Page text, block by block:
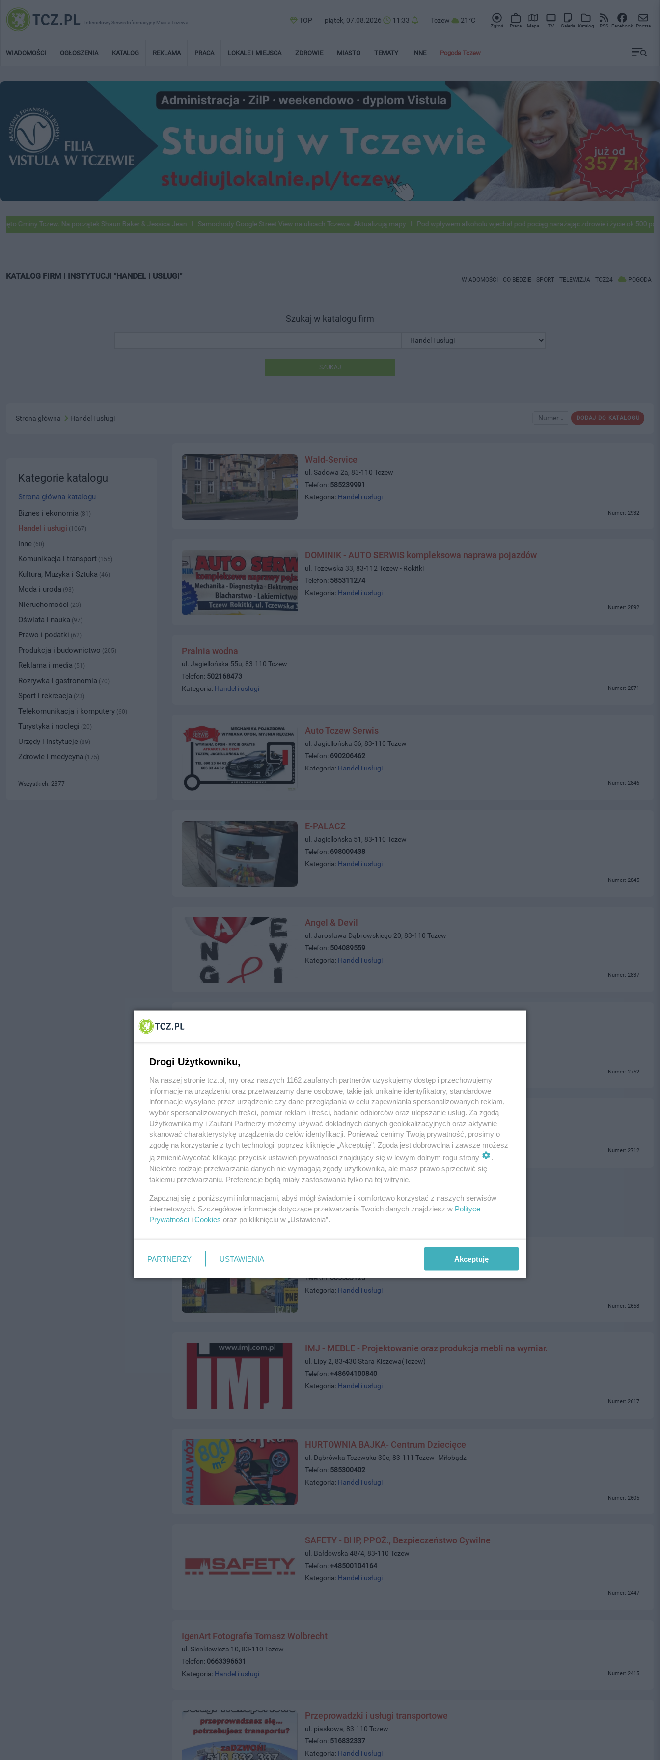
Internetowy Serwis Informacyjny Miasta Tczewa TOP piątek, 07.08.2026 11:33 Tczew 21°C
Zgłoś Praca Mapa TV Galeria Katalog RSS Facebook Poczta
WIADOMOŚCI OGŁOSZENIA KATALOG REKLAMA PRACA LOKALE I MIEJSCA ZDROWIE MIASTO TEMATY INNE Pogoda Tczew
Tczew. Na początek Shaun Baker & Jessica Jean Samochody Google Street View na ulicach Tczewa. Aktualizują mapy Pod wpływem alkoholu wjechał pod pociąg narażając zdrowie i życie ok 500
KATALOG FIRM I INSTYTUCJI "HANDEL I USŁUGI" WIADOMOŚCI CO BĘDZIE SPORT TELEWIZJA TCZ24 POGODA
Szukaj w katalogu firm
SZUKAJ
DODAJ DO KATALOGU
Numer ↓
Strona główna Handel i usługi
Wald-Service
ul. Sadowa 2a, 83-110 Tczew
Telefon: 585239991
Kategoria: Handel i usługi
Numer: 2932
DOMINIK - AUTO SERWIS kompleksowa naprawa pojazdów
ul. Tczewska 33, 83-112 Tczew - Rokitki
Telefon: 585311274
Kategoria: Handel i usługi
Numer: 2892
Pralnia wodna
ul. Jagiellońska 55u, 83-110 Tczew
Telefon: 502168473
Kategoria: Handel i usługi Numer: 2871
Auto Tczew Serwis
ul. Jagiellońska 56, 83-110 Tczew
Telefon: 690206462
Kategoria: Handel i usługi
Numer: 2846
E-PALACZ
ul. Jagiellońska 51, 83-110 Tczew
Telefon: 698009438
Kategoria: Handel i usługi
Numer: 2845
Angel & Devil
ul. Jarosława Dąbrowskiego 20, 83-110 Tczew
Telefon: 504089559
Kategoria: Handel i usługi
Numer: 2837
Numer: 2752
DDD Dobre Dla Domu Tczew
ul. Jagiellońska 55, 83-110 Tczew
Telefon:(58)5321001
Kategoria:
Handel i usługi Numer: 2712
Telefon:605583123
Kategoria: Handel i usługi
Numer: 2658
IMJ - MEBLE - Projektowanie oraz produkcja mebli na wymiar.
ul. Lipy 2, 83-430 Stara Kiszewa(Tczew)
Telefon:+48694100840
Kategoria: Handel i usługi
Numer: 2617
HURTOWNIA BAJKA- Centrum Dziecięce
ul. Dąbrówka Tczewska 30c, 83-111 Tczew- Miłobądz
Telefon: 585300402
Kategoria: Handel i usługi
Numer: 2605
SAFETY - BHP, PPOŻ., Bezpieczeństwo Cywilne
ul. Bałdowska 48/4, 83-110 Tczew
Telefon:+48500104164
Kategoria: Handel i usługi
Numer: 2447
IgenArt Fotografia Tomasz Wolbrecht
ul. Sienkiewicza 10, 83-110 Tczew
Telefon: 0663396631
Kategoria: Handel i usługi Numer: 2415
Przeprowadzki i usługi transportowe
ul. piaskowa, 83-110 Tczew
Telefon: 516832337
Kategoria: Handel i usługi
Kategorie katalogu
Strona główna katalogu
Biznes i ekonomia (81)
Handel i usługi (1067)
Inne (60)
Komunikacja i transport (155)
Kultura, Muzyka i Sztuka (46)
Moda i uroda (93)
Nieruchomości (23)
Oświata i nauka (97)
Prawo i podatki (62)
Produkcja i budownictwo (205)
Reklama i media (51)
Rozrywka i gastronomia (70)
Sport i rekreacja (23)
Telekomunikacja i komputery (60)
Turystyka i noclegi (20)
Urzędy i Instytucje (89)
Zdrowie i medycyna (175)
Wszystkich: 2377
Drogi Użytkowniku,
Na naszej stronie tcz.pl, my oraz naszych 1162 zaufanych partnerów uzyskujemy dostęp i przechowujemy
informacje na urządzeniu oraz przetwarzamy dane osobowe, takie jak unikalne identyfikatory, standardowe
informacje wysyłane przez urządzenie czy dane przeglądania w celu zapewniania spersonalizowanych reklam,
wybór spersonalizowanych treści, pomiar reklam i treści, badanie odbiorców oraz ulepszanie usług. Za zgodą
Użytkownika my i Zaufani Partnerzy możemy używać dokładnych danych geolokalizacyjnych oraz aktywnie
skanować charakterystykę urządzenia do celów identyfikacji. Ponieważ cenimy Twoją prywatność, prosimy o
zgodę na korzystanie z tych technologii poprzez kliknięcie „Akceptuję”. Zgoda jest dobrowolna i zawsze możesz
ją zmienić/wycofać klikając przycisk ustawień prywatności znajdujący się w lewym dolnym rogu strony
.
Niektóre rodzaje przetwarzania danych nie wymagają zgody użytkownika, ale masz prawo sprzeciwić się
takiemu przetwarzaniu. Preferencje będą miały zastosowania tylko na tej witrynie.
Zapoznaj się z poniższymi informacjami, abyś mógł świadomie i komfortowo korzystać z naszych serwisów
internetowych. Szczegółowe informacje dotyczące przetwarzania Twoich danych znajdziesz w Polityce
Prywatności i Cookies oraz po kliknięciu w „Ustawienia”.
PARTNERZY USTAWIENIA Akceptuję